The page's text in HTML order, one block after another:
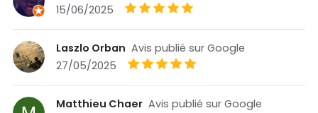
15/06/2025
Laszlo Orban Avis publié sur Google
27/05/2025
Matthieu Chaer Avis publié sur Google